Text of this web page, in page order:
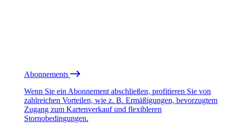
Abonnements
Wenn Sie ein Abonnement abschließen, profitieren Sie von
zahlreichen Vorteilen, wie z. B. Ermäßigungen, bevorzugtem
Zugang zum Kartenverkauf und flexibleren
Stornobedingungen.